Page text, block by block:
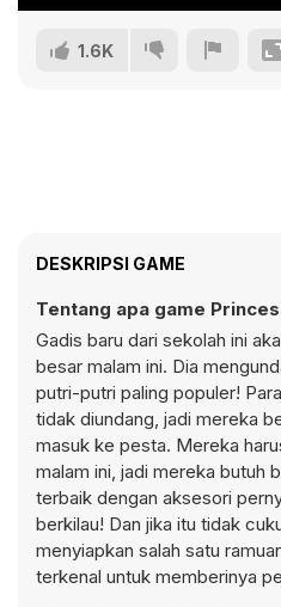
1.6K
DESKRIPSI GAME
Tentang apa game
Gadis baru dari sekolah ini
besar malam ini. Dia
putri-putri paling populer!
tidak diundang, jadi mereka
masuk ke pesta. Mereka
malam ini, jadi mereka butuh
terbaik dengan aksesori
berkilau! Dan jika itu tidak
menyiapkan salah satu
terkenal untuk memberinya